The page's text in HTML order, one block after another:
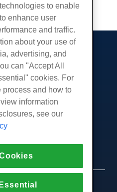
Kopiëren URL
een HostPapa Inc. bedrijf.
to enable
enhance user
and traffic.
about your use of
advertising, and
can "Accept All
cookies. For
process and how to
information
see our